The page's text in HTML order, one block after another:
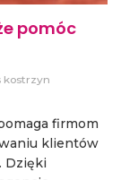
pomóc
kostrzyn
firmom
klientów
Dzięki